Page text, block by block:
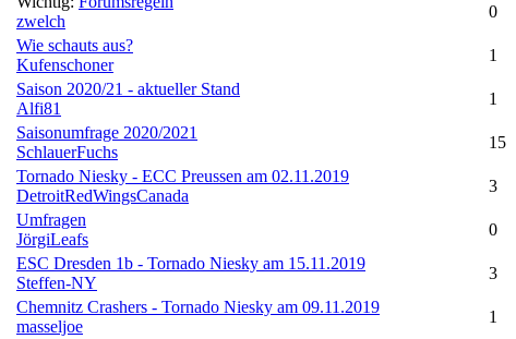
zwelch
0
Wie schauts aus?
Kufenschoner
1
Saison 2020/21 - aktueller Stand
Alfi81
1
Saisonumfrage 2020/2021
SchlauerFuchs
15
Tornado Niesky - ECC Preussen am 02.11.2019
DetroitRedWingsCanada
3
Umfragen
JörgiLeafs
0
ESC Dresden 1b - Tornado Niesky am 15.11.2019
Steffen-NY
3
Chemnitz Crashers - Tornado Niesky am 09.11.2019
masseljoe
1